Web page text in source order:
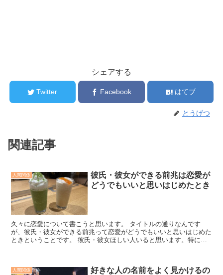
シェアする
Twitter Facebook はてブ
とうげつ
関連記事
人間関係
彼氏・彼女ができる前兆は恋愛が
どうでもいいと思いはじめたとき
久々に恋愛について書こうと思います。 タイトルの通りなんです
が、彼氏・彼女ができる前兆って恋愛がどうでもいいと思いはじめた
ときということです。 彼氏・彼女ほしい人いると思います。特に男
人間関係
好きな人の名前をよく見かけるの